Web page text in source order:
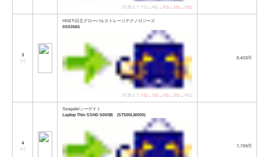
[先週まで:7位→4位 →2位 →1位 →1位]
3
[↑]
HGST/日立グローバルストレージテクノロジーズ
0S03565
[先週まで:1位 →1位 →1位 →2位 →4位]
8,403円
4
[↑]
Seagate/シーゲイト
Laptop Thin SSHD 500GB (ST500LM000)
7,799円